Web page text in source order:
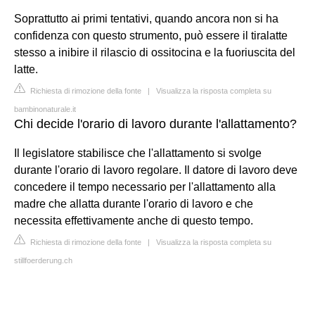
Soprattutto ai primi tentativi, quando ancora non si ha
confidenza con questo strumento, può essere il tiralatte
stesso a inibire il rilascio di ossitocina e la fuoriuscita del
latte.
Richiesta di rimozione della fonte | Visualizza la risposta completa su
bambinonaturale.it
Chi decide l'orario di lavoro durante l'allattamento?
Il legislatore stabilisce che l'allattamento si svolge
durante l'orario di lavoro regolare. Il datore di lavoro deve
concedere il tempo necessario per l'allattamento alla
madre che allatta durante l'orario di lavoro e che
necessita effettivamente anche di questo tempo.
Richiesta di rimozione della fonte | Visualizza la risposta completa su
stillfoerderung.ch